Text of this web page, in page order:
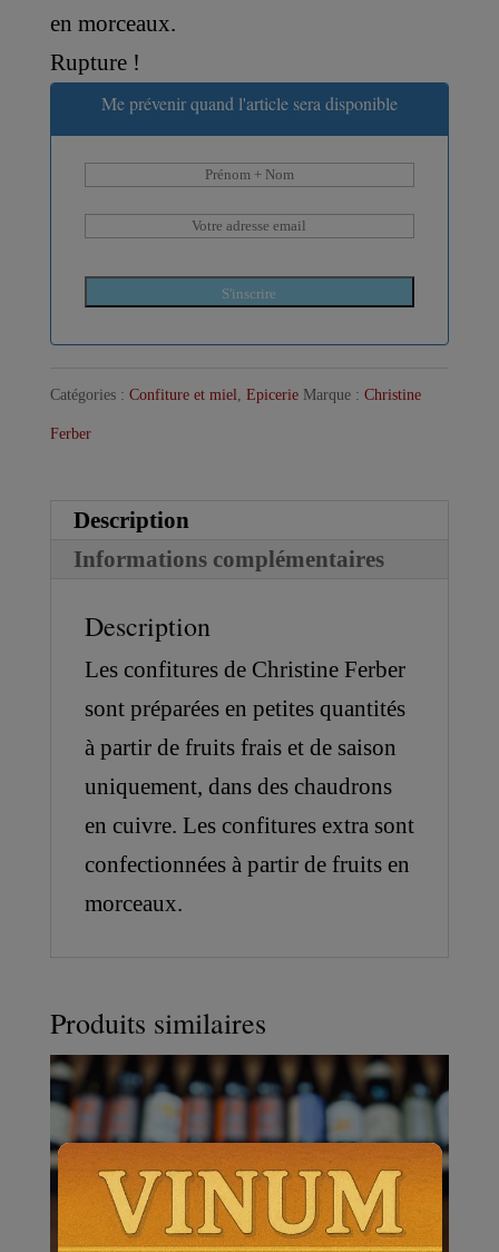
en morceaux.
Rupture !
Me prévenir quand l'article sera disponible
S'inscrire
Catégories : Confiture et miel, Epicerie Marque : Christine
Ferber
Description
Informations complémentaires
Description
Les confitures de Christine Ferber
sont préparées en petites quantités
à partir de fruits frais et de saison
uniquement, dans des chaudrons
en cuivre. Les confitures extra sont
confectionnées à partir de fruits en
morceaux.
Produits similaires